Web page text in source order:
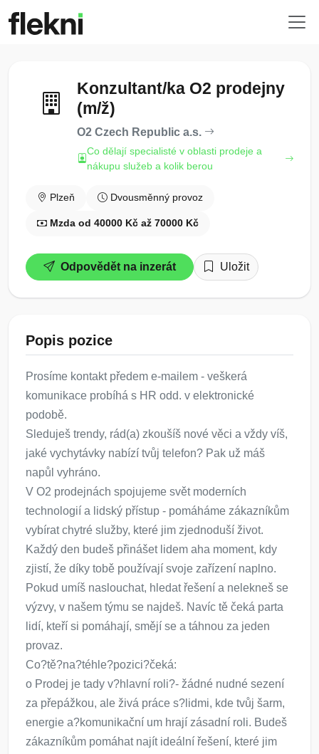
Konzultant/ka O2 prodejny
(m/ž)
O2 Czech Republic a.s.
Co dělají specialisté v oblasti prodeje a
nákupu služeb a kolik berou
Plzeň Dvousměnný provoz
Mzda od 40000 Kč až 70000 Kč
Odpovědět na inzerát Uložit
Popis pozice
Prosíme kontakt předem e-mailem - veškerá
komunikace probíhá s HR odd. v elektronické
podobě.
Sleduješ trendy, rád(a) zkoušíš nové věci a vždy víš,
jaké vychytávky nabízí tvůj telefon? Pak už máš
napůl vyhráno.
V O2 prodejnách spojujeme svět moderních
technologií a lidský přístup - pomáháme zákazníkům
vybírat chytré služby, které jim zjednoduší život.
Každý den budeš přinášet lidem aha moment, kdy
zjistí, že díky tobě používají svoje zařízení naplno.
Pokud umíš naslouchat, hledat řešení a nelekneš se
výzvy, v našem týmu se najdeš. Navíc tě čeká parta
lidí, kteří si pomáhají, smějí se a táhnou za jeden
provaz.
Co?tě?na?téhle?pozici?čeká:
o Prodej je tady v?hlavní roli?- žádné nudné sezení
za přepážkou, ale živá práce s?lidmi, kde tvůj šarm,
energie a?komunikační um hrají zásadní roli. Budeš
zákazníkům pomáhat najít ideální řešení, které jim